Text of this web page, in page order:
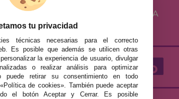
JUEGOS DE MESA
tu privacidad
técnicas necesarias para el correcto
Es posible que además se utilicen otras
la experiencia de usuario, divulgar
o realizar análisis para optimizar
puede retirar su consentimiento en todo
de cookies». También puede aceptar
el botón Aceptar y Cerrar. Es posible